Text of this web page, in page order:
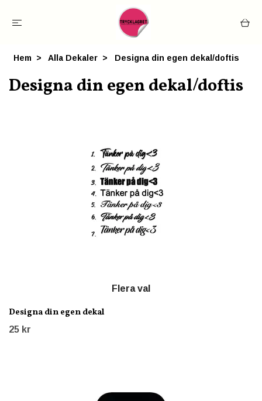
Hem Alla Dekaler Designa din egen dekal/doftis
Designa din egen dekal/doftis
Flera val
Designa din egen dekal
25 kr